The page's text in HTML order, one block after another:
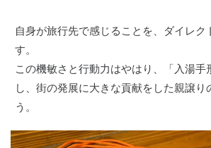
自身が旅行先で感じることを、ダイレク
す。
この機敏さと行動力はやはり、「入湯手
し、街の発展に大きな貢献をした親譲り
う。